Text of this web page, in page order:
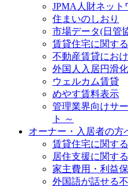
JPMA人財ネット
住まいのしおり
市場データ(日管
賃貸住宅に関す
不動産賃貸にお
外国人入居円滑
ウェルカム賃貸
めやす賃料表示
管理業界向けサ
ト ～
オーナー・入居者の方
賃貸住宅に関す
居住支援に関す
家主費用・利益
外国語が話せる